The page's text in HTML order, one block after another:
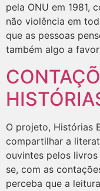
pela ONU em 1981,
não violência em
que as pessoas
também algo a
O projeto, Histórias
compartilhar a
ouvintes pelos
se, com as
perceba que a